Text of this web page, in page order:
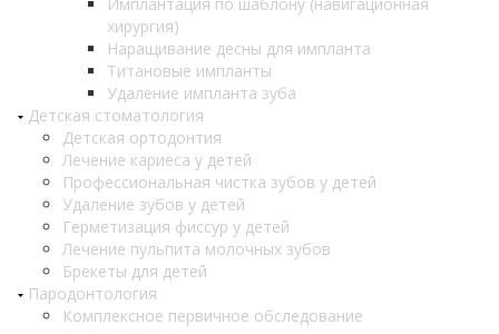
хирургия)
Наращивание десны для импланта
Титановые импланты
Удаление импланта зуба
Детская стоматология
Детская ортодонтия
Лечение кариеса у детей
Профессиональная чистка зубов у детей
Удаление зубов у детей
Герметизация фиссур у детей
Лечение пульпита молочных зубов
Брекеты для детей
Пародонтология
Комплексное первичное обследование